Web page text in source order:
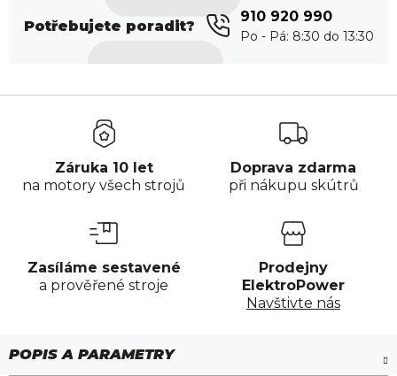
Potřebujete poradit?
910 920 990
Záruka 10 let
na motory všech strojů
Doprava zdarma
při nákupu skútrů
Zasíláme sestavené
a prověřené stroje
Prodejny
ElektroPower
Navštivte nás